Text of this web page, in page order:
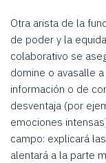
Otra arista de la
de poder y la
colaborativo se
domine o avasalle
información o de
desventaja (por
emociones
campo: explicará
alentará a la parte